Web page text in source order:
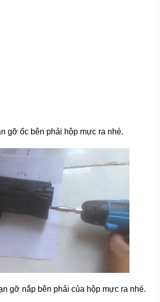
gỡ ốc bên phải hộp mực ra nhé.
gỡ nắp bên phải của hộp mực ra nhé.